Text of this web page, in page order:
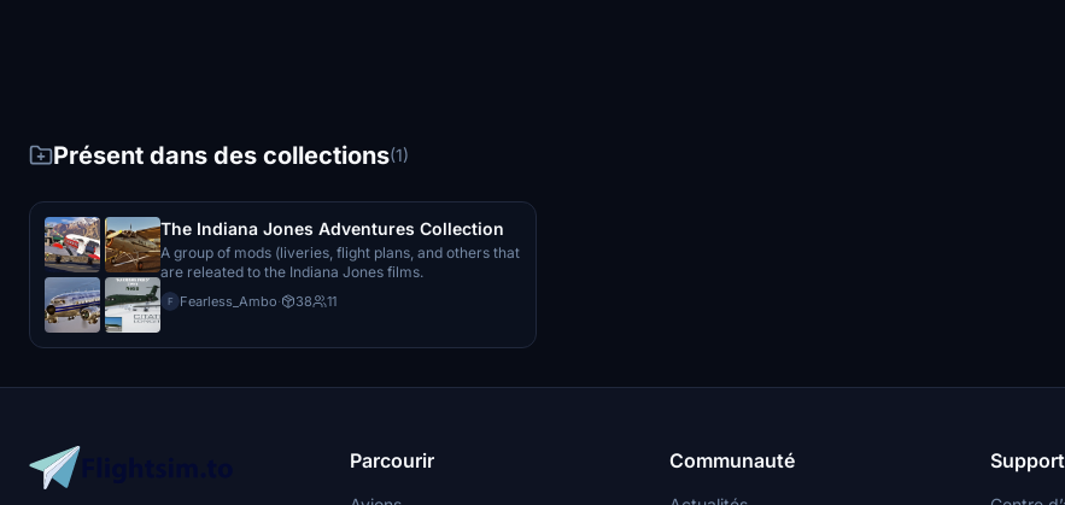
Présent dans des collections(1)
The Indiana Jones Adventures Collection
A group of mods (liveries, flight plans, and others that
are releated to the Indiana Jones films.
F Fearless_Ambo· 38 11
Parcourir Communauté Support